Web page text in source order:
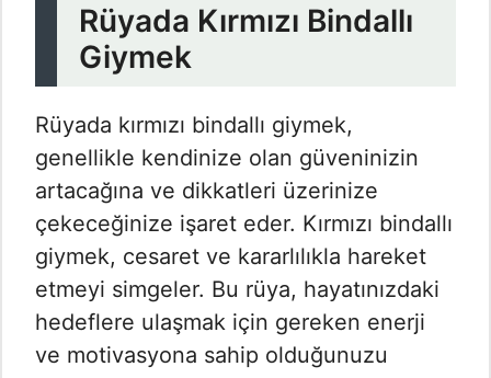
Rüyada Kırmızı Bindallı
Giymek
Rüyada kırmızı bindallı giymek,
genellikle kendinize olan güveninizin
artacağına ve dikkatleri üzerinize
çekeceğinize işaret eder. Kırmızı bindallı
giymek, cesaret ve kararlılıkla hareket
etmeyi simgeler. Bu rüya, hayatınızdaki
hedeflere ulaşmak için gereken enerji
ve motivasyona sahip olduğunuzu